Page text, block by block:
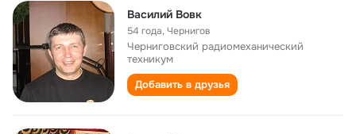
Василий Вовк
54 года,Чернигов
Черниговский радиомеханический
техникум
Добавить в друзья